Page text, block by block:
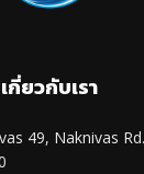
เกี่ยวกับเรา
49, Naknivas